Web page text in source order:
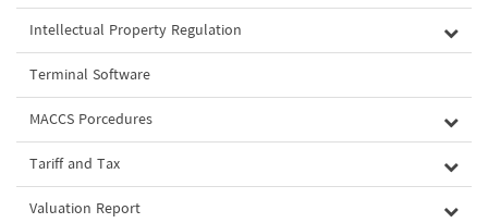
Intellectual Property Regulation
Terminal Software
MACCS Porcedures
Tariff and Tax
Valuation Report